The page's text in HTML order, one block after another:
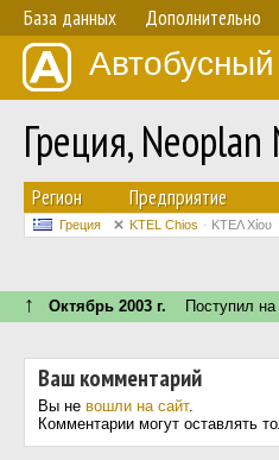
База данных Дополнительно
Греция,
Регион Предприятие
Греция KTEL Chios ΚΤΕΛ Χίου
↑ Октябрь 2003 г. Поступил на
Ваш комментарий
Вы не вошли на сайт.
Комментарии могут оставлять